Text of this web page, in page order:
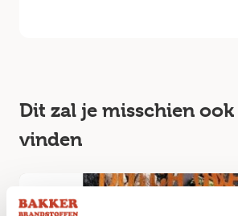
Dit zal je misschien
vinden